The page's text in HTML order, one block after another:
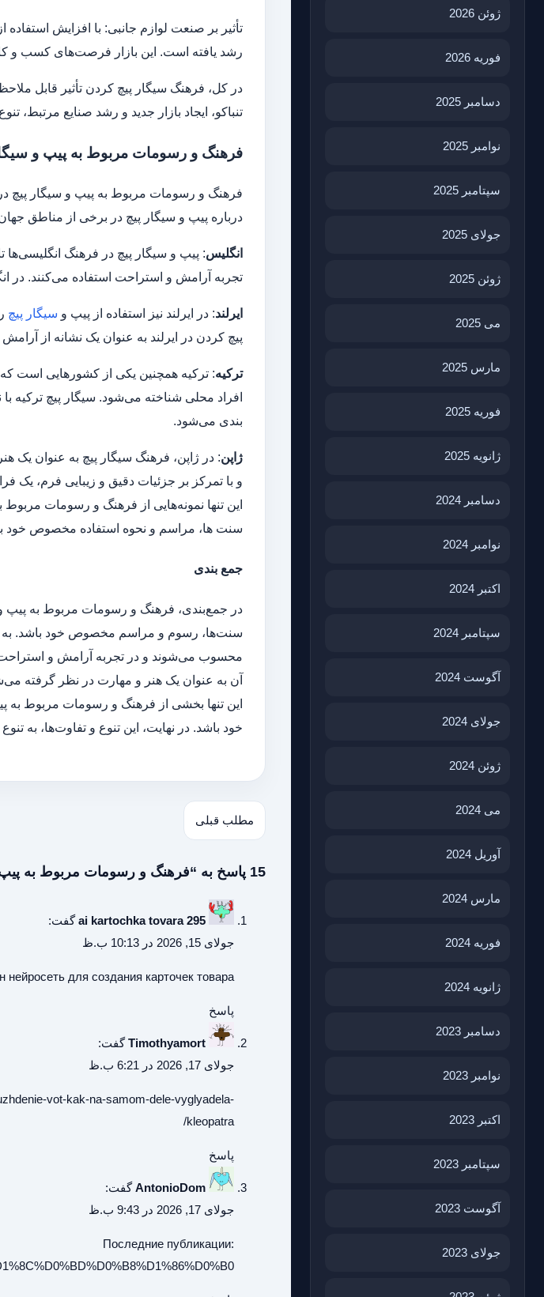
ژوئن 2026
فوریه 2026
دسامبر 2025
نوامبر 2025
سپتامبر 2025
جولای 2025
ژوئن 2025
می 2025
مارس 2025
فوریه 2025
ژانویه 2025
دسامبر 2024
نوامبر 2024
اکتبر 2024
سپتامبر 2024
آگوست 2024
جولای 2024
ژوئن 2024
می 2024
آوریل 2024
مارس 2024
فوریه 2024
ژانویه 2024
دسامبر 2023
نوامبر 2023
اکتبر 2023
سپتامبر 2023
آگوست 2023
جولای 2023
تأثیر بر صنعت لوازم جانبی: با افزایش استفاده
رشد یافته است. این بازار فرصت‌های کسب و کار
در کل، فرهنگ سیگار پیچ کردن تأثیر قابل
تنباکو، ایجاد بازار جدید و رشد صنایع مرتبط،
فرهنگ و رسومات مربوط به پیپ و
فرهنگ و رسومات مربوط به پیپ و سیگار پیچ
درباره پیپ و سیگار پیچ در برخی از مناطق
انگلیس: پیپ و سیگار پیچ در فرهنگ انگلیسی‌ها
تجربه آرامش و استراحت استفاده می‌کنند. در
ایرلند: در ایرلند نیز استفاده از پیپ و سیگار پیچ
پیچ کردن در ایرلند به عنوان یک نشانه از
ترکیه: ترکیه همچنین یکی از کشورهایی است
افراد محلی شناخته می‌شود. سیگار پیچ ترکیه با
بندی می‌شود.
ژاپن: در ژاپن، فرهنگ سیگار پیچ به عنوان یک
و با تمرکز بر جزئیات دقیق و زیبایی فرم، یک
این تنها نمونه‌هایی از فرهنگ و رسومات
سنت‌ ها، مراسم و نحوه استفاده مخصوص خود
جمع بندی
در جمع‌بندی، فرهنگ و رسومات مربوط به پیپ
سنت‌ها، رسوم و مراسم مخصوص خود باشد. به
محسوب می‌شوند و در تجربه آرامش و استراحت
آن به عنوان یک هنر و مهارت در نظر گرفته
این تنها بخشی از فرهنگ و رسومات مربوط
خود باشد. در نهایت، این تنوع و تفاوت‌ها، به
مطلب قبلی
15 پاسخ به “فرهنگ و رسومات مربوط به پیپ و سیگار پیچ در سراسر جهان”
ai kartochka tovara 295 گفت:
جولای 15, 2026 در 10:13 ب.ظ
нейросеть для создания карточек товара
پاسخ
Timothyamort گفت:
جولای 17, 2026 در 6:21 ب.ظ
vot-kak-na-samom-dele-vyglyadela-
kleopatra/
پاسخ
AntonioDom گفت:
جولای 17, 2026 در 9:43 ب.ظ
Последние публикации: